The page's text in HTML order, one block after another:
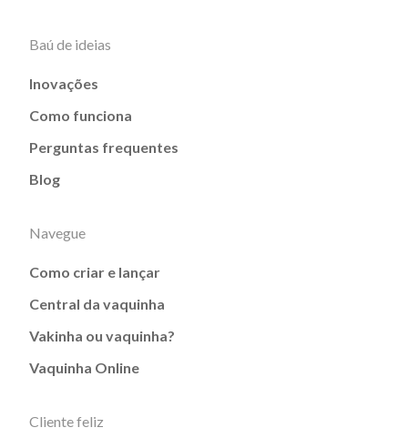
Baú de ideias
Inovações
Como funciona
Perguntas frequentes
Blog
Navegue
Como criar e lançar
Central da vaquinha
Vakinha ou vaquinha?
Vaquinha Online
Cliente feliz